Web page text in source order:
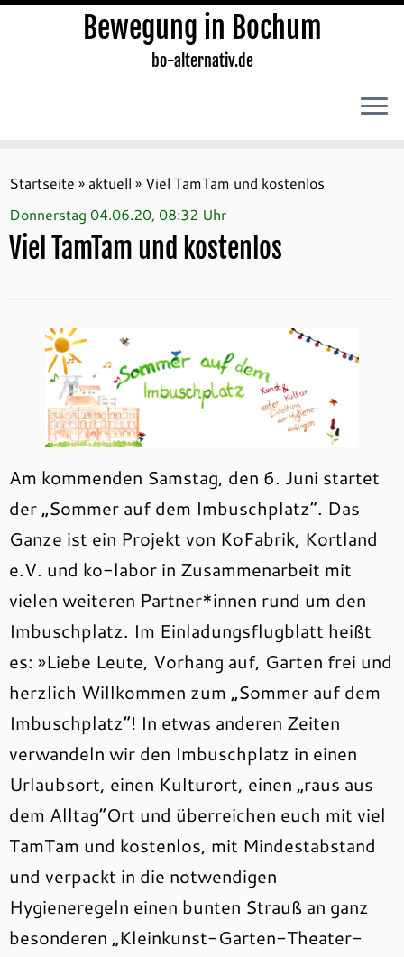
Inhalt
springen
Bewegung in Bochum
bo-alternativ.de
Startseite » aktuell » Viel TamTam und kostenlos
Donnerstag 04.06.20, 08:32 Uhr
Viel TamTam und kostenlos
Am kommenden Samstag, den 6. Juni startet
der „Sommer auf dem Imbuschplatz“. Das
Ganze ist ein Projekt von KoFabrik, Kortland
e.V. und ko-labor in Zusammenarbeit mit
vielen weiteren Partner*innen rund um den
Imbuschplatz. Im Einladungsflugblatt heißt
es: »Liebe Leute, Vorhang auf, Garten frei und
herzlich Willkommen zum „Sommer auf dem
Imbuschplatz“! In etwas anderen Zeiten
verwandeln wir den Imbuschplatz in einen
Urlaubsort, einen Kulturort, einen „raus aus
dem Alltag“Ort und überreichen euch mit viel
TamTam und kostenlos, mit Mindestabstand
und verpackt in die notwendigen
Hygieneregeln einen bunten Strauß an ganz
besonderen „Kleinkunst-Garten-Theater-